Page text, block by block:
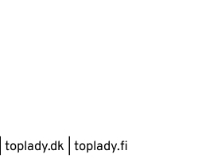
toplady.dk toplady.fi